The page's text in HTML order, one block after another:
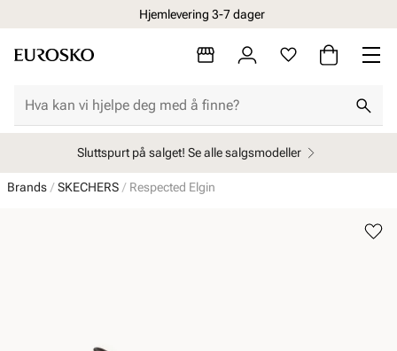
Hjemlevering 3-7 dager
Sluttspurt på salget! Se alle salgsmodeller
Brands SKECHERS Respected Elgin